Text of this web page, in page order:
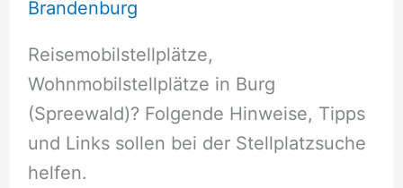
Brandenburg
Reisemobilstellplätze,
Wohnmobilstellplätze in Burg
(Spreewald)? Folgende Hinweise, Tipps
und Links sollen bei der Stellplatzsuche
helfen.